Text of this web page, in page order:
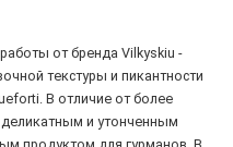
от бренда Vilkyskiu -
текстуры и пикантности
В отличие от более
деликатным и утонченным